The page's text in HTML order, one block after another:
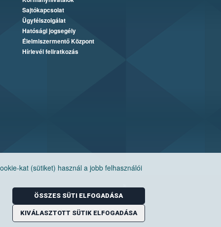
kat (sütiket) használ a jobb felhasználói
ÖSSZES SÜTI ELFOGADÁSA
KIVÁLASZTOTT SÜTIK ELFOGADÁSA
Sajtókapcsolat
Ügyfélszolgálat
Hatósági jogsegély
Élelmiszermentő Központ
Hírlevél feliratkozás